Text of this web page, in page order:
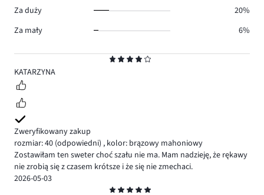
4
KATARZYNA
Zweryfikowany zakup
rozmiar: 40 (odpowiedni) , kolor: brązowy mahoniowy
Zostawiłam ten sweter choć szału nie ma. Mam nadzieję, że rękawy
nie zrobią się z czasem krótsze i że się nie zmechaci.
2026-05-03
Za duży
20%
Za mały
6%